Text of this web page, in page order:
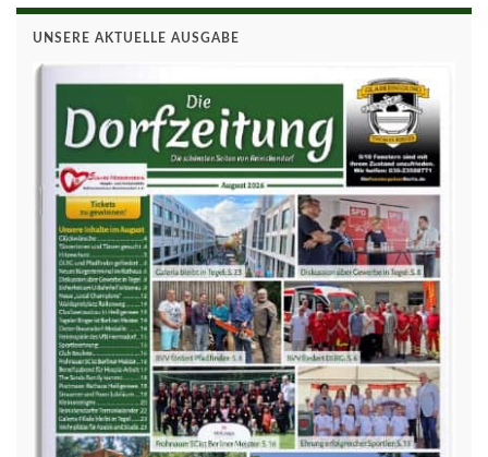
UNSERE AKTUELLE AUSGABE